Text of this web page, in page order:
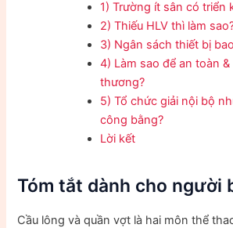
1) Trường ít sân có triển
2) Thiếu HLV thì làm
3) Ngân sách thiết bị
4) Làm sao để an toàn
thương?
5) Tổ chức giải nội bộ
công bằng?
Lời kết
Tóm tắt dành cho người
Cầu lông và quần vợt là hai môn thể